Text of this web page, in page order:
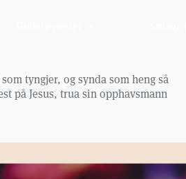
tyngjer, og synda som heng så
på Jesus, trua sin opphavsmann